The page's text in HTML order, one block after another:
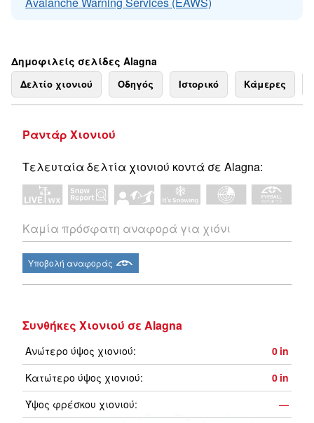
Δημοφιλείς σελίδες Alagna
Δελτίο χιονιού Οδηγός Ιστορικό Κάμερες
Ραντάρ Χιονιού
Τελευταία δελτία χιονιού κοντά σε Alagna:
Καμία πρόσφατη αναφορά για χιόνι
Υποβολή αναφοράς
Συνθήκες Χιονιού σε Alagna
Ανώτερο ύψος χιονιού: 0 in
Κατώτερο ύψος χιονιού:
0 in
Ύψος φρέσκου χιονιού:
—